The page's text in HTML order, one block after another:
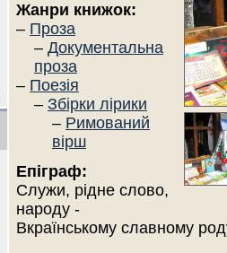
Жанри книжок:
– Проза
– Документальна
проза
– Поезія
– Збірки лірики
– Римований
вірш
Епіграф:
Служи, рідне слово,
народу -
Вкраїнському славному